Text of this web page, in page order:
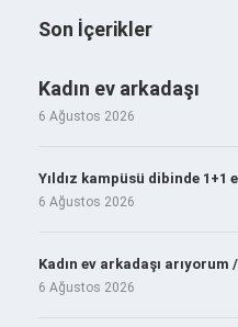
Son İçerikler
Kadın ev arkadaşı
6 Ağustos 2026
Yıldız kampüsü dibinde 1+1
6 Ağustos 2026
Kadın ev arkadaşı arıyorum
6 Ağustos 2026